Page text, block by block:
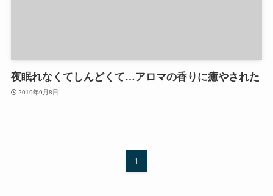
夜眠れなくてしんどくて…アロマの香りに癒やされた
2019年9月8日
1